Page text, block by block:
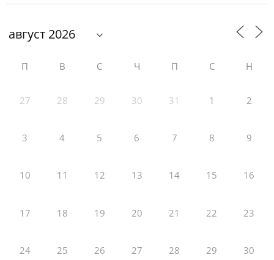
П В С Ч П С Н
27 28 29 30 31 1 2
3 4 5 6 7 8 9
10 11 12 13 14 15 16
17 18 19 20 21 22 23
24 25 26 27 28 29 30